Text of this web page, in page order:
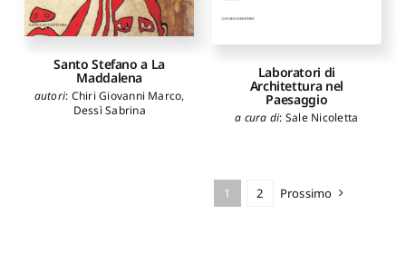
Ortu Gian Giacomo, Pani
Elisabetta ,Pani Fausto,Pau
Barbara,Salice Giampaolo,
Santo Stefano a La
Maddalena
autori: Chiri Giovanni Marco,
Dessì Sabrina
Laboratori di
Architettura nel
Paesaggio
a cura di: Sale Nicoletta
1 2 Prossimo